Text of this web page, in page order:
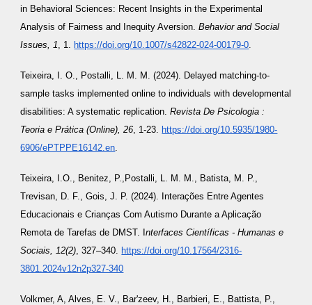
in Behavioral Sciences: Recent Insights in the Experimental
Analysis of Fairness and Inequity Aversion.Behavior and Social
Issues, 1, 1. https://doi.org/10.1007/s42822-024-00179-0.
Teixeira, I. O., Postalli, L. M. M. (2024). Delayed matching-to-
sample tasks implemented online to individuals with developmental
disabilities: A systematic replication.Revista De Psicologia :
Teoria e Prática (Online), 26, 1-23. https://doi.org/10.5935/1980-
6906/ePTPPE16142.en.
Teixeira, I.O., Benitez, P.,Postalli, L. M. M., Batista, M. P.,
Trevisan, D. F., Gois, J. P. (2024). Interações Entre Agentes
Educacionais e Crianças Com Autismo Durante a Aplicação
Remota de Tarefas de DMST. Interfaces Científicas - Humanas e
Sociais, 12(2), 327–340. https://doi.org/10.17564/2316-
3801.2024v12n2p327-340
Volkmer, A, Alves, E. V., Bar'zeev, H., Barbieri, E., Battista, P.,